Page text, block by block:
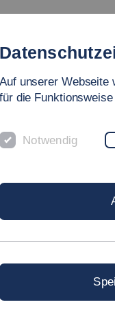
Auf unserer Webseite
für die
Notwendig